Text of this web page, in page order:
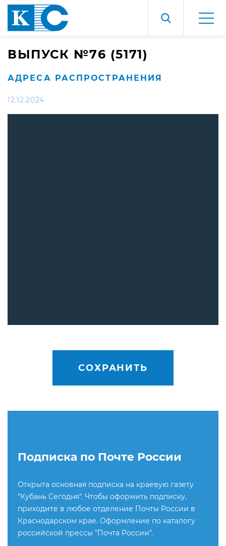
ВЫПУСК №76 (5171)
АДРЕСА РАСПРОСТРАНЕНИЯ
12.12.2024
СОХРАНИТЬ
Подписка по Почте России
Открыта основная подписка на краевую газету
"Кубань Сегодня". Чтобы оформить подписку,
приходите в любое отделение Почты России в
Краснодарском крае. Оформление по каталогу
российской прессы "Почта России".